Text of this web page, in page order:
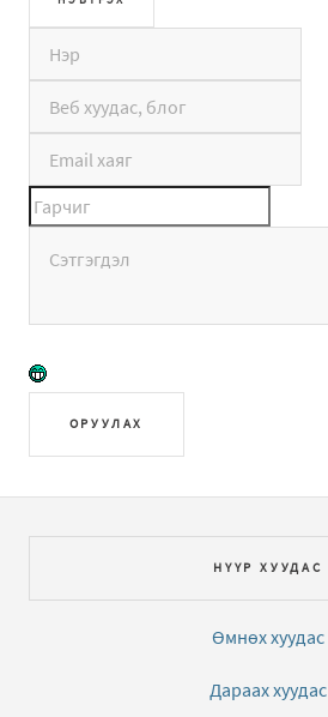
ОРУУЛАХ
НҮҮР ХУУДАС
Өмнөх хуудас
Дараах хуудас